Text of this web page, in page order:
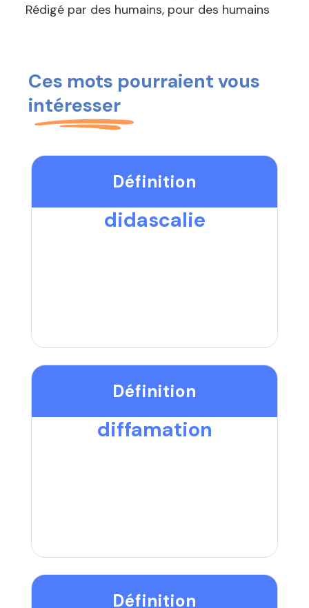
Rédigé par des humains, pour des humains
Ces mots pourraient vous
intéresser
Définition
didascalie
Définition
diffamation
Définition